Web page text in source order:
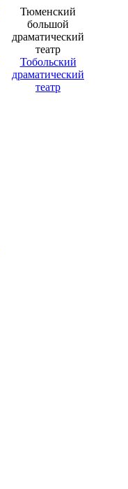
Тюменский
большой
драматический
театр
Тобольский
драматический
театр